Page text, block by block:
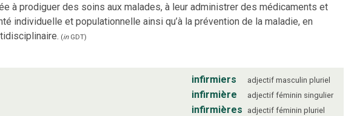
à prodiguer des soins aux malades, à leur administrer des médicaments et
individuelle et populationnelle ainsi qu’à la prévention de la maladie, en
(inGDT)
infirmiers adjectif masculin pluriel
infirmière adjectif féminin singulier
infirmières adjectif féminin pluriel